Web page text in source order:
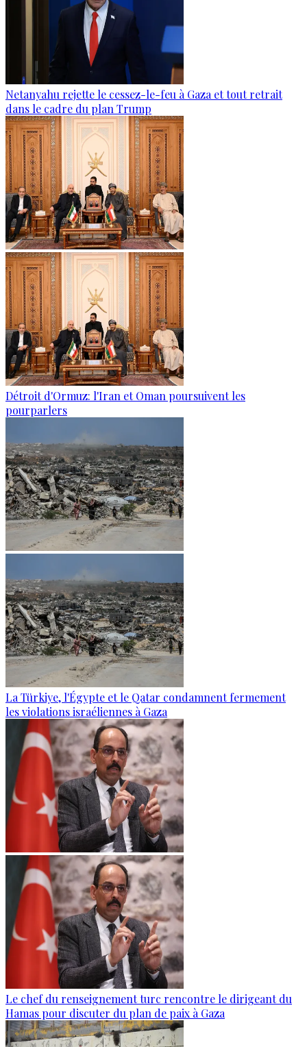
Netanyahu rejette le cessez-le-feu à Gaza et tout retrait
dans le cadre du plan Trump
Détroit d'Ormuz: l'Iran et Oman poursuivent les
pourparlers
La Türkiye, l'Égypte et le Qatar condamnent fermement
les violations israéliennes à Gaza
Le chef du renseignement turc rencontre le dirigeant du
Hamas pour discuter du plan de paix à Gaza